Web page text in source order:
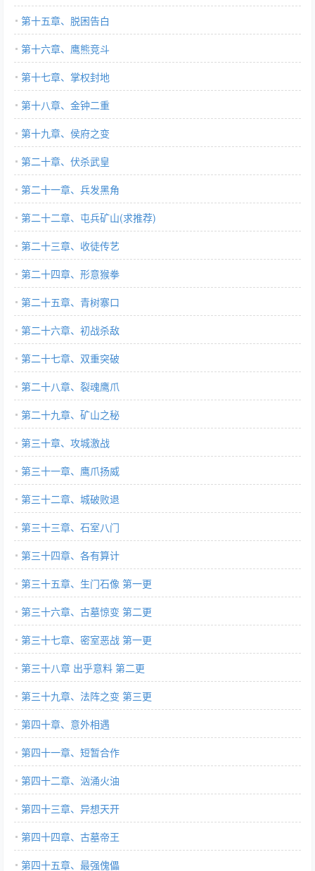
第十五章、脱困告白
第十六章、鹰熊竞斗
第十七章、掌权封地
第十八章、金钟二重
第十九章、侯府之变
第二十章、伏杀武皇
第二十一章、兵发黑角
第二十二章、屯兵矿山(求推荐)
第二十三章、收徒传艺
第二十四章、形意猴拳
第二十五章、青树寨口
第二十六章、初战杀敌
第二十七章、双重突破
第二十八章、裂魂鹰爪
第二十九章、矿山之秘
第三十章、攻城激战
第三十一章、鹰爪扬威
第三十二章、城破败退
第三十三章、石室八门
第三十四章、各有算计
第三十五章、生门石像 第一更
第三十六章、古墓惊变 第二更
第三十七章、密室恶战 第一更
第三十八章 出乎意料 第二更
第三十九章、法阵之变 第三更
第四十章、意外相遇
第四十一章、短暂合作
第四十二章、汹涌火油
第四十三章、异想天开
第四十四章、古墓帝王
第四十五章、最强傀儡